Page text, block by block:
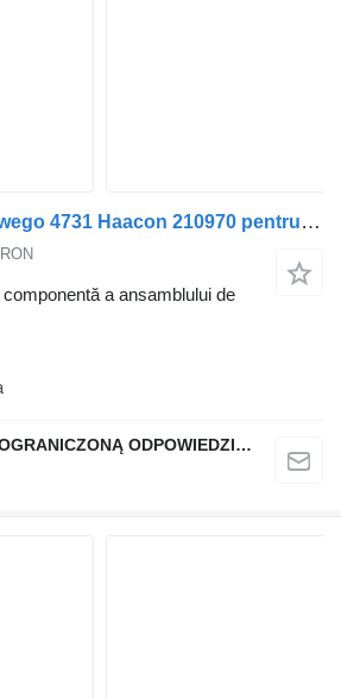
Winda koła zapasowego 4731 Haacon 210970 pentru semiremorcă
a ansamblului de
ALUPART SPÓŁKA Z OGRANICZONĄ ODPOWIEDZIALNOŚCIĄ